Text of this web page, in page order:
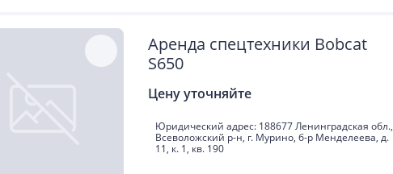
Аренда спецтехники Bobcat
S650
Цену уточняйте
Юридический адрес: 188677 Ленинградская обл.,
Всеволожский р-н, г. Мурино, б-р Менделеева, д.
11, к. 1, кв. 190